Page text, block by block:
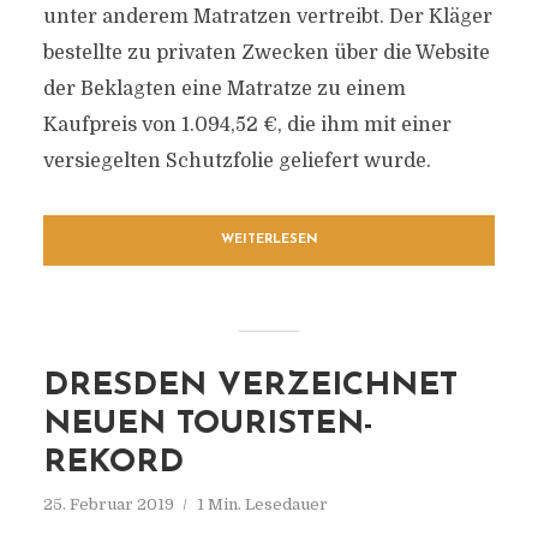
unter anderem Matratzen vertreibt. Der Kläger
bestellte zu privaten Zwecken über die Website
der Beklagten eine Matratze zu einem
Kaufpreis von 1.094,52 €, die ihm mit einer
versiegelten Schutzfolie geliefert wurde.
WEITERLESEN
DRESDEN VERZEICHNET
NEUEN TOURISTEN-
REKORD
25. Februar 2019 1 Min. Lesedauer